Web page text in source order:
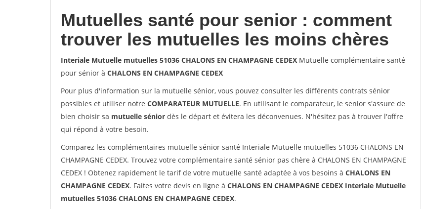
Mutuelles santé pour senior : comment
trouver les mutuelles les moins chères
Interiale Mutuelle mutuelles 51036 CHALONS EN CHAMPAGNE CEDEX Mutuelle complémentaire santé
pour sénior à CHALONS EN CHAMPAGNE CEDEX
Pour plus d'information sur la mutuelle sénior, vous pouvez consulter les différents contrats sénior
possibles et utiliser notre COMPARATEUR MUTUELLE. En utilisant le comparateur, le senior s'assure de
bien choisir sa mutuelle sénior dès le départ et évitera les déconvenues. N'hésitez pas à trouver l'offre
qui répond à votre besoin.
Comparez les complémentaires mutuelle sénior santé Interiale Mutuelle mutuelles 51036 CHALONS EN
CHAMPAGNE CEDEX. Trouvez votre complémentaire santé sénior pas chère à CHALONS EN CHAMPAGNE
CEDEX ! Obtenez rapidement le tarif de votre mutuelle santé adaptée à vos besoins à CHALONS EN
CHAMPAGNE CEDEX. Faites votre devis en ligne à CHALONS EN CHAMPAGNE CEDEX Interiale Mutuelle
mutuelles 51036 CHALONS EN CHAMPAGNE CEDEX.